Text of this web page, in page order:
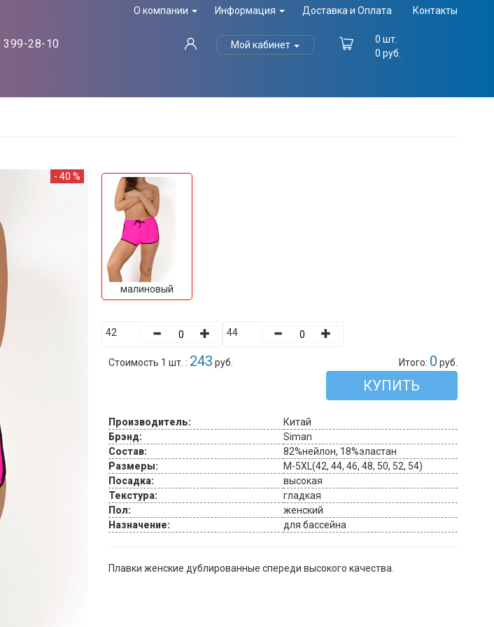
О компании Информация Доставка и Оплата Контакты
399-28-10 Мой кабинет
0 шт.
0 руб.
- 40 %
малиновый
42 44
Стоимость 1 шт. : 243 руб. Итого: 0 руб.
КУПИТЬ
Производитель:
Китай
Брэнд:
Siman
Состав:
82%нейлон, 18%эластан
Размеры:
M-5XL(42, 44, 46, 48, 50, 52, 54)
Посадка:
высокая
Текстура:
гладкая
Пол:
женский
Назначение:
для бассейна
Плавки женские дублированные спереди высокого качества.